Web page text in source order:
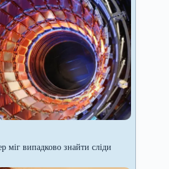
міг випадково знайти сліди